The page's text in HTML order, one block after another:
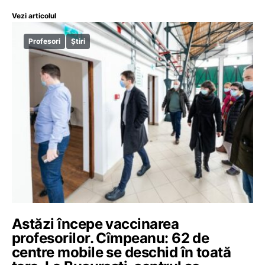
Vezi articolul
Profesori Știri
Astăzi începe vaccinarea
profesorilor. Cîmpeanu: 62 de
centre mobile se deschid în toată